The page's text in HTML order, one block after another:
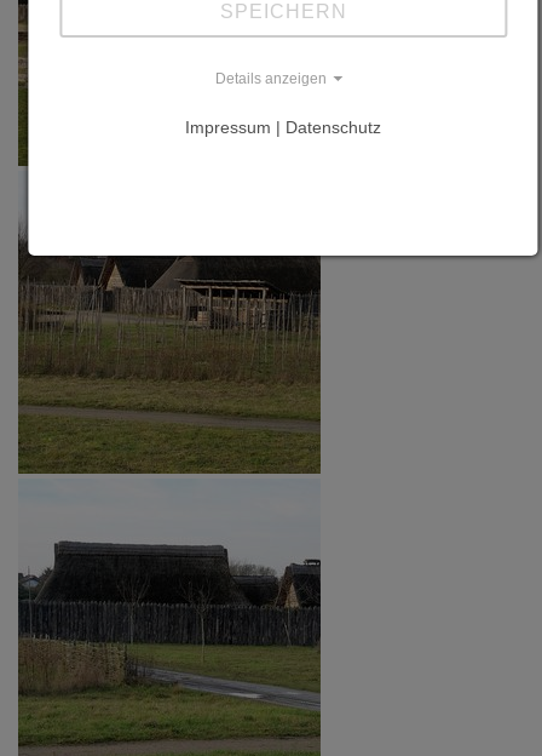
SPEICHERN
Details anzeigen
Impressum | Datenschutz